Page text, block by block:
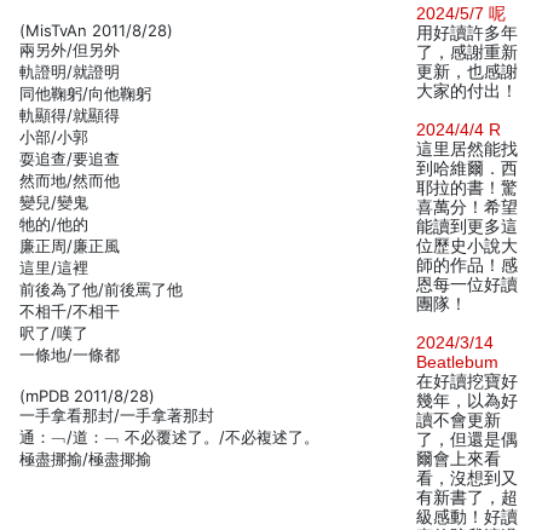
(MisTvAn 2011/8/28)
兩另外/但另外
軌證明/就證明
同他鞠躬/向他鞠躬
軌顯得/就顯得
小部/小郭
耍追查/要追查
然而地/然而他
變兒/變鬼
牠的/他的
廉正周/廉正風
這里/這裡
前後為了他/前後罵了他
不相千/不相干
呎了/嘆了
一條地/一條都
(mPDB 2011/8/28)
一手拿看那封/一手拿著那封
通：﹁/道：﹁ 不必覆述了。/不必複述了。
極盡挪揄/極盡揶揄
2024/5/7 呢
用好讀許多年
了，感謝重新
更新，也感謝
大家的付出！
2024/4/4 R
這里居然能找
到哈維爾．西
耶拉的書！驚
喜萬分！希望
能讀到更多這
位歷史小說大
師的作品！感
恩每一位好讀
團隊！
2024/3/14
Beatlebum
在好讀挖寶好
幾年，以為好
讀不會更新
了，但還是偶
爾會上來看
看，沒想到又
有新書了，超
級感動！好讀